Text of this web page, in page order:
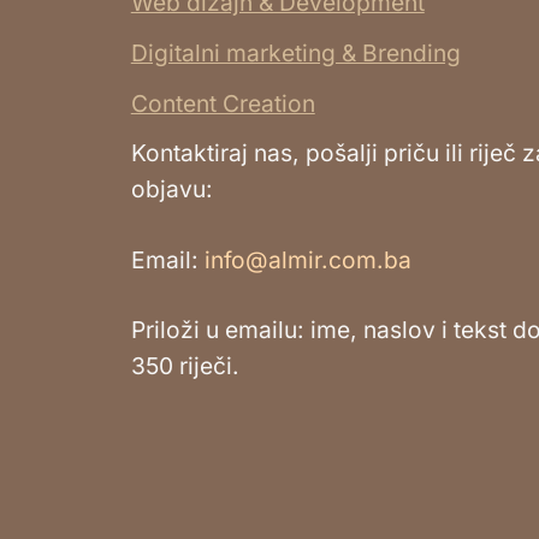
Digitalni marketing & Brending
Content Creation
Kontaktiraj nas, pošalji priču ili riječ
objavu:
Email: info@almir.com.ba
Priloži u emailu: ime, naslov i tekst
350 riječi.